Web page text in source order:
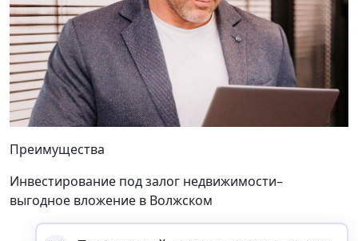
Преимущества
Инвестирование под залог недвижимости–
выгодное вложение в Волжском